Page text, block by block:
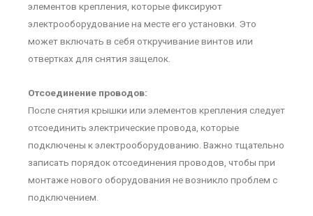
элементов крепления, которые фиксируют
электрооборудование на месте его установки. Это
может включать в себя откручивание винтов или
отвертках для снятия защелок.
Отсоединение проводов:
После снятия крышки или элементов крепления следует
отсоединить электрические провода, которые
подключены к электрооборудованию. Важно тщательно
записать порядок отсоединения проводов, чтобы при
монтаже нового оборудования не возникло проблем с
подключением.